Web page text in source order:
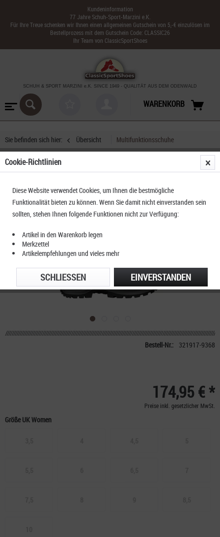
Kundeninformation
77 Jahre Schuh-Sport-Marzini e.K.
Für Ihre Treue schenken wir Ihnen einen allgemeinen Gutschein von 5,-€ einzulösen im
Bestellprozess mit dem Gutschein Code: CLASSIC26
Ihr Team von ClassicSportShoes
SCHUH & SPORT MARZINI e.K. SINCE 1949 - QUALITÄT AUS DEM ODENWALD
WARENKORB
Sie befinden sich hier: Übersicht Multifunktionsschuhe
Bestell-Nr.: 321917-9368
174,95 € *
Preise inkl. gesetzlicher MwSt.
Größe UK Women
Cookie-Richtlinien
Diese Website verwendet Cookies, um Ihnen die bestmögliche
Funktionalität bieten zu können. Wenn Sie damit nicht einverstanden sein
sollten, stehen Ihnen folgende Funktionen nicht zur Verfügung:
Artikel in den Warenkorb legen
Merkzettel
Artikelempfehlungen und vieles mehr
EINVERSTANDEN
SCHLIESSEN